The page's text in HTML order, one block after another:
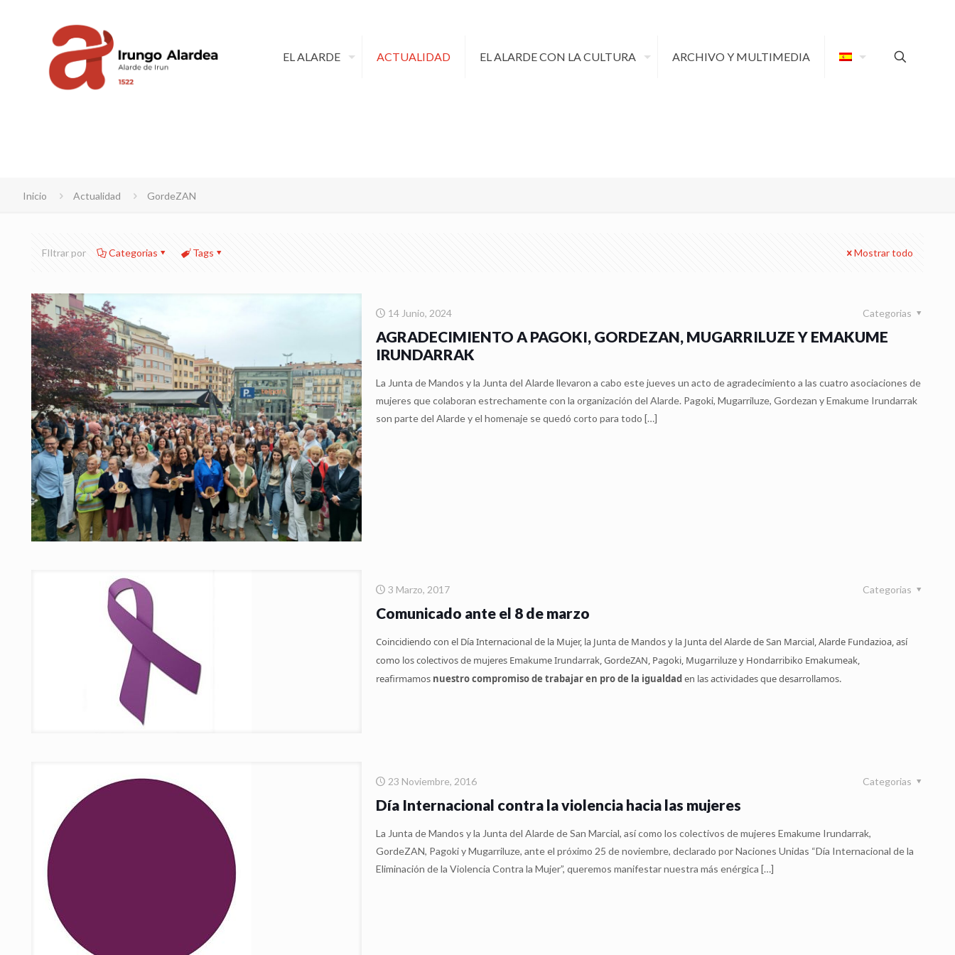
EL ALARDE ACTUALIDAD EL ALARDE CON LA CULTURA ARCHIVO Y MULTIMEDIA
Inicio Actualidad GordeZAN
FIltrar por Categorias Tags Mostrar todo
14 Junio, 2024 Categorias
AGRADECIMIENTO A PAGOKI, GORDEZAN, MUGARRILUZE Y EMAKUME
IRUNDARRAK
La Junta de Mandos y la Junta del Alarde llevaron a cabo este jueves un acto de agradecimiento a las cuatro asociaciones de
mujeres que colaboran estrechamente con la organización del Alarde. Pagoki, Mugarriluze, Gordezan y Emakume Irundarrak
son parte del Alarde y el homenaje se quedó corto para todo […]
3 Marzo, 2017 Categorias
Comunicado ante el 8 de marzo
Coincidiendo con el Día Internacional de la Mujer, la Junta de Mandos y la Junta del Alarde de San Marcial, Alarde Fundazioa, así
como los colectivos de mujeres Emakume Irundarrak, GordeZAN, Pagoki, Mugarriluze y Hondarribiko Emakumeak,
reafirmamos nuestro compromiso de trabajar en pro de la igualdaden las actividades que desarrollamos.
23 Noviembre, 2016 Categorias
Día Internacional contra la violencia hacia las mujeres
La Junta de Mandos y la Junta del Alarde de San Marcial, así como los colectivos de mujeres Emakume Irundarrak,
GordeZAN, Pagoki y Mugarriluze, ante el próximo 25 de noviembre, declarado por Naciones Unidas “Día Internacional de la
Eliminación de la Violencia Contra la Mujer”, queremos manifestar nuestra más enérgica […]